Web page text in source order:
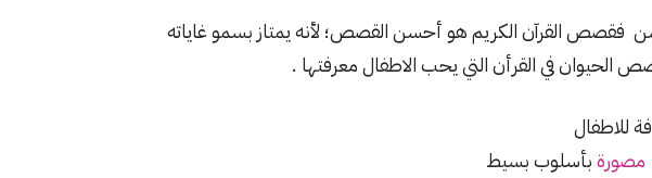
فقصص القرآن الكريم هو أحسن القصص؛ لأنه يمتاز بسمو غاياته
الحيوان في القرأن التي يحب الاطفال معرفتها .
بأسلوب بسيط